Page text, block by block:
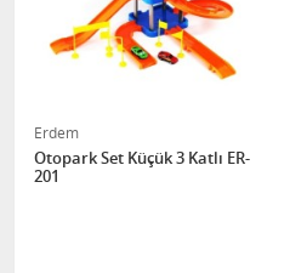
Erdem
Otopark Set Küçük 3 Katlı ER-
201